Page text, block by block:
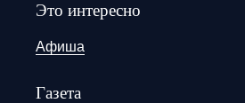
Это интересно
Афиша
Газета